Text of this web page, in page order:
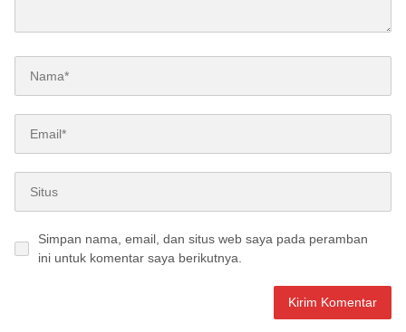
Simpan nama, email, dan situs web saya pada peramban
ini untuk komentar saya berikutnya.